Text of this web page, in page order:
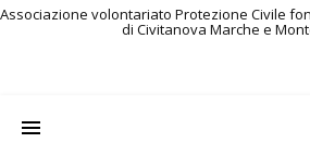
Associazione volontariato Protezione Civile
di Civitanova Marche e